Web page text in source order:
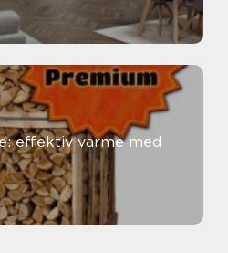
effektiv varme med